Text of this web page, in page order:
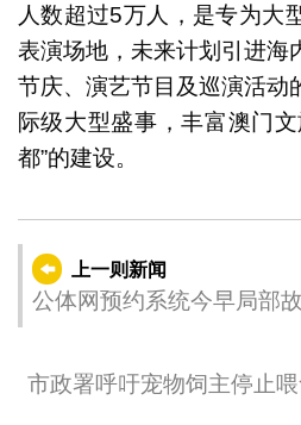
人数超过5万人，是专为大
表演场地，未来计划引进海
节庆、演艺节目及巡演活动
际级大型盛事，丰富澳门
都”的建设。
上一则新闻
公体网预约系统今早局部
市政署呼吁宠物饲主停止